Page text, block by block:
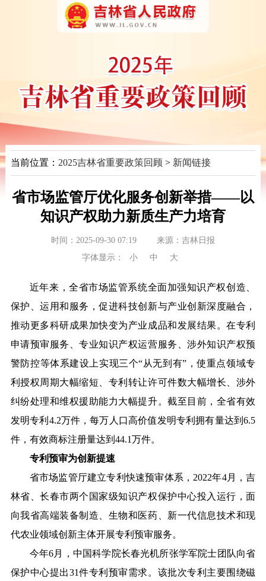
当前位置： 2025吉林省重要政策回顾 > 新闻链接
省市场监管厅优化服务创新举措——以
知识产权助力新质生产力培育
时间：2025-09-30 07:19 来源： 吉林日报
字体显示：
小 中 大
近年来，全省市场监管系统全面加强知识产权创造、
保护、运用和服务，促进科技创新与产业创新深度融合，
推动更多科研成果加快变为产业成品和发展结果。在专利
申请预审服务、专业知识产权运营服务、涉外知识产权预
警防控等体系建设上实现三个“从无到有”，使重点领域专
利授权周期大幅缩短、专利转让许可件数大幅增长、涉外
纠纷处理和维权援助能力大幅提升。截至目前，全省有效
发明专利4.2万件，每万人口高价值发明专利拥有量达到6.5
件，有效商标注册量达到44.1万件。
专利预审为创新提速
省市场监管厅建立专利快速预审体系，2022年4月，吉
林省、长春市两个国家级知识产权保护中心投入运行，面
向我省高端装备制造、生物和医药、新一代信息技术和现
代农业领域创新主体开展专利预审服务。
今年6月，中国科学院长春光机所张学军院士团队向省
保护中心提出31件专利预审需求。该批次专利主要围绕磁